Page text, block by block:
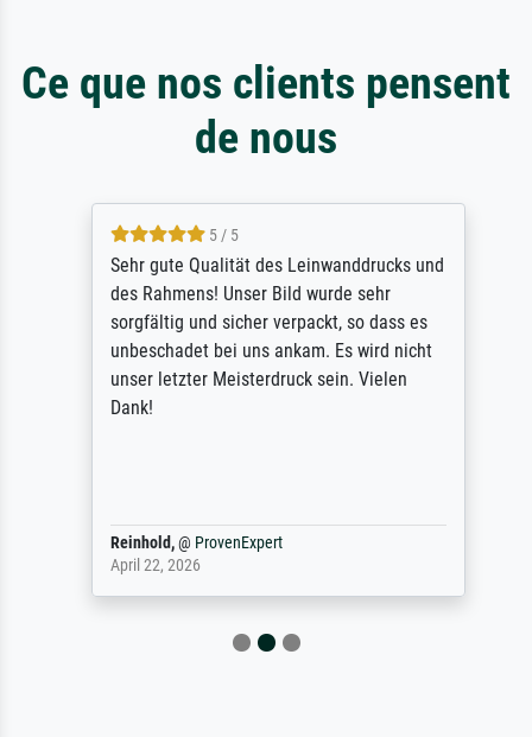
Ce que nos clients pensent
de nous
5 / 5
Sehr gute Qualität des Leinwanddrucks und
des Rahmens! Unser Bild wurde sehr
sorgfältig und sicher verpackt, so dass es
unbeschadet bei uns ankam. Es wird nicht
unser letzter Meisterdruck sein. Vielen
Dank!
Reinhold, @ProvenExpert
April 22, 2026